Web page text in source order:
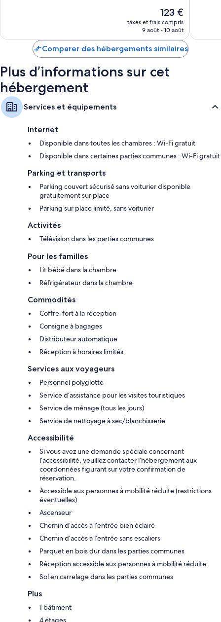
Le
nouveau
prix
de
123 €
taxes et frais compris
9 août - 10 août
Comparer des hébergements similaires
Plus d’informations sur cet
hébergement
Services et équipements
Internet
Disponible dans toutes les chambres : Wi-Fi gratuit
Disponible dans certaines parties communes : Wi-Fi gratuit
Parking et transports
Parking couvert sécurisé sans voiturier disponible
gratuitement sur place
Parking sur place limité, sans voiturier
Activités
Télévision dans les parties communes
Pour les familles
Lit bébé dans la chambre
Réfrigérateur dans la chambre
Commodités
Coffre-fort à la réception
Consigne à bagages
Distributeur automatique
Réception à horaires limités
Services aux voyageurs
Personnel polyglotte
Service d’assistance pour les visites touristiques
Service de ménage (tous les jours)
Service de nettoyage à sec/blanchisserie
Accessibilité
Si vous avez une demande spéciale concernant
l’accessibilité, veuillez contacter l’hébergement aux
coordonnées figurant sur votre confirmation de
réservation.
Accessible aux personnes à mobilité réduite (restrictions
éventuelles)
Ascenseur
Chemin d’accès à l’entrée bien éclairé
Chemin d’accès à l’entrée sans escaliers
Parquet en bois dur dans les parties communes
Réception accessible aux personnes à mobilité réduite
Sol en carrelage dans les parties communes
Plus
1 bâtiment
4 étages